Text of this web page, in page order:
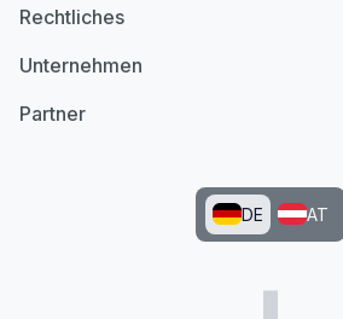
Rechtliches
Unternehmen
Partner
DE AT